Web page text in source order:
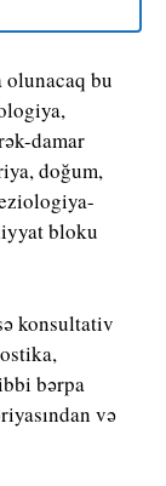
bu
damar
doğum,
bloku
konsultativ
bərpa
və